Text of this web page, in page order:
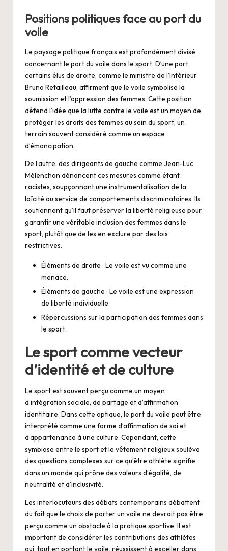
Positions politiques face au port du
voile
Le paysage politique français est profondément divisé
concernant le port du voile dans le sport. D’une part,
certains élus de droite, comme le ministre de l’Intérieur
Bruno Retailleau, affirment que le voile symbolise la
soumission et l’oppression des femmes. Cette position
défend l’idée que la lutte contre le voile est un moyen de
protéger les droits des femmes au sein du sport, un
terrain souvent considéré comme un espace
d’émancipation.
De l’autre, des dirigeants de gauche comme Jean-Luc
Mélenchon dénoncent ces mesures comme étant
racistes, soupçonnant une instrumentalisation de la
laïcité au service de comportements discriminatoires. Ils
soutiennent qu’il faut préserver la liberté religieuse pour
garantir une véritable inclusion des femmes dans le
sport, plutôt que de les en exclure par des lois
restrictives.
Éléments de droite : Le voile est vu comme une
menace.
Éléments de gauche : Le voile est une expression
de liberté individuelle.
Répercussions sur la participation des femmes dans
le sport.
Le sport comme vecteur
d’identité et de culture
Le sport est souvent perçu comme un moyen
d’intégration sociale, de partage et d’affirmation
identitaire. Dans cette optique, le port du voile peut être
interprété comme une forme d’affirmation de soi et
d’appartenance à une culture. Cependant, cette
symbiose entre le sport et le vêtement religieux soulève
des questions complexes sur ce qu’être athlète signifie
dans un monde qui prône des valeurs d’égalité, de
neutralité et d’inclusivité.
Les interlocuteurs des débats contemporains débattent
du fait que le choix de porter un voile ne devrait pas être
perçu comme un obstacle à la pratique sportive. Il est
important de considérer les contributions des athlètes
qui, tout en portant le voile, réussissent à exceller dans